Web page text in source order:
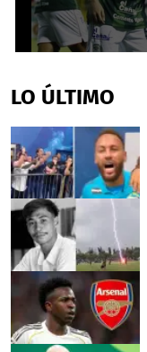
of
2
13
seconds
LO ÚLTIMO